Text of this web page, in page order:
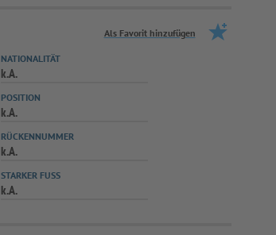
Als Favorit hinzufügen
NATIONALITÄT
k.A.
POSITION
k.A.
RÜCKENNUMMER
k.A.
STARKER FUSS
k.A.